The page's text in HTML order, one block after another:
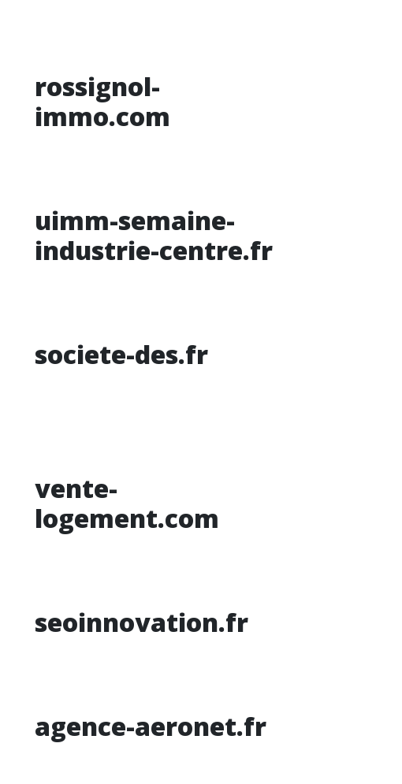
rossignol-
immo.com
uimm-semaine-
industrie-centre.fr
societe-des.fr
vente-
logement.com
seoinnovation.fr
agence-aeronet.fr